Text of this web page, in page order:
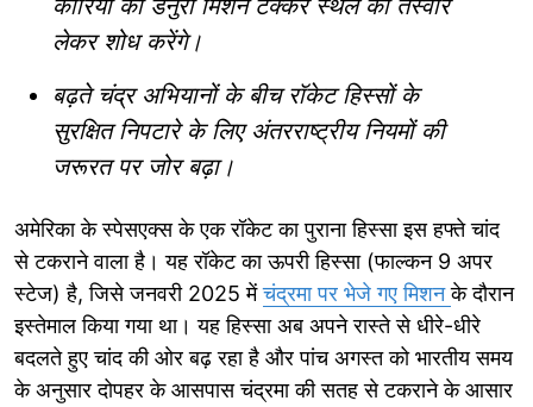
लेकर शोध करेंगे।
बढ़ते चंद्र अभियानों के बीच रॉकेट हिस्सों के
सुरक्षित निपटारे के लिए अंतरराष्ट्रीय नियमों की
जरूरत पर जोर बढ़ा।
अमेरिका के स्पेसएक्स के एक रॉकेट का पुराना हिस्सा इस हफ्ते चांद
से टकराने वाला है। यह रॉकेट का ऊपरी हिस्सा (फाल्कन 9 अपर
स्टेज) है, जिसे जनवरी 2025 मेंचंद्रमा पर भेजे गए मिशनके दौरान
इस्तेमाल किया गया था। यह हिस्सा अब अपने रास्ते से धीरे-धीरे
बदलते हुए चांद की ओर बढ़ रहा है और पांच अगस्त को भारतीय समय
के अनुसार दोपहर के आसपास चंद्रमा की सतह से टकराने के आसार